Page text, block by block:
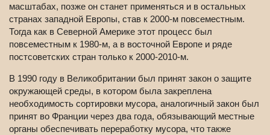
масштабах, позже он станет применяться и в остальных
странах западной Европы, став к 2000-м повсеместным.
Тогда как в Северной Америке этот процесс был
повсеместным к 1980-м, а в восточной Европе и ряде
постсоветских стран только к 2000-2010-м.
В 1990 году в Великобритании был принят закон о защите
окружающей среды, в котором была закреплена
необходимость сортировки мусора, аналогичный закон был
принят во Франции через два года, обязывающий местные
органы обеспечивать переработку мусора, что также